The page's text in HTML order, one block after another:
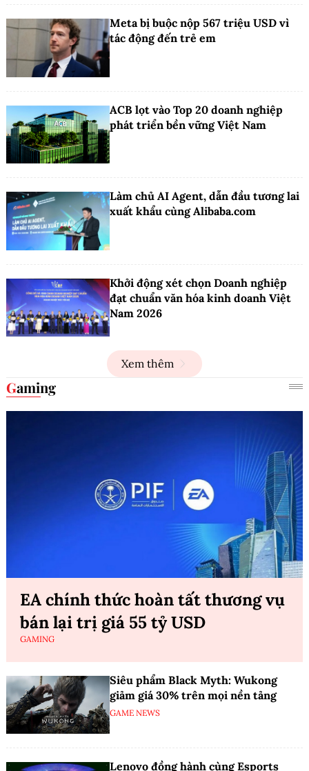
Meta bị buộc nộp 567 triệu USD vì
tác động đến trẻ em
ACB lọt vào Top 20 doanh nghiệp
phát triển bền vững Việt Nam
Làm chủ AI Agent, dẫn đầu tương lai
xuất khẩu cùng Alibaba.com
Khởi động xét chọn Doanh nghiệp
đạt chuẩn văn hóa kinh doanh Việt
Nam 2026
Xem thêm
Gaming
EA chính thức hoàn tất thương vụ
bán lại trị giá 55 tỷ USD
GAMING
Siêu phẩm Black Myth: Wukong
giảm giá 30% trên mọi nền tảng
GAME NEWS
Lenovo đồng hành cùng Esports